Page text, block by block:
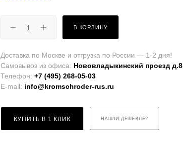
В КОРЗИНУ
Доставка по Москве и отгрузка по России — 1-2 дня!
Самовывоз из офиса: Нововладыкинский проезд д.8
Телефон:+7 (495) 268-05-03
E-mail: info@kromschroder-rus.ru
КУПИТЬ В 1 КЛИК НАШЛИ ДЕШЕВЛЕ?